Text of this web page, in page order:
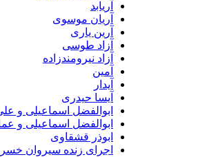
آریان موسوی
آرین یاری
آزاد طوسی
آزاد نیرومندزاده
آیسا حیدری
ابوالفضل اسماعیلی و علی براتی
ابوالفضل اسماعیلی و عماد حامدی
ابوذر قشقاوی
اجرای زنده سیروان خسروی